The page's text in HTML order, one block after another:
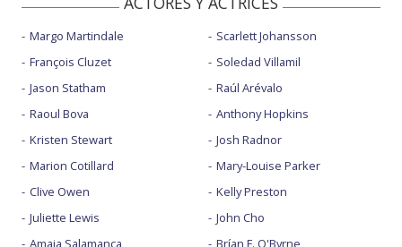
Margo Martindale
François Cluzet
Jason Statham
Raoul Bova
Kristen Stewart
Marion Cotillard
Clive Owen
Juliette Lewis
Amaia Salamanca
Scarlett Johansson
Soledad Villamil
Raúl Arévalo
Anthony Hopkins
Josh Radnor
Mary-Louise Parker
Kelly Preston
John Cho
Brían F. O'Byrne